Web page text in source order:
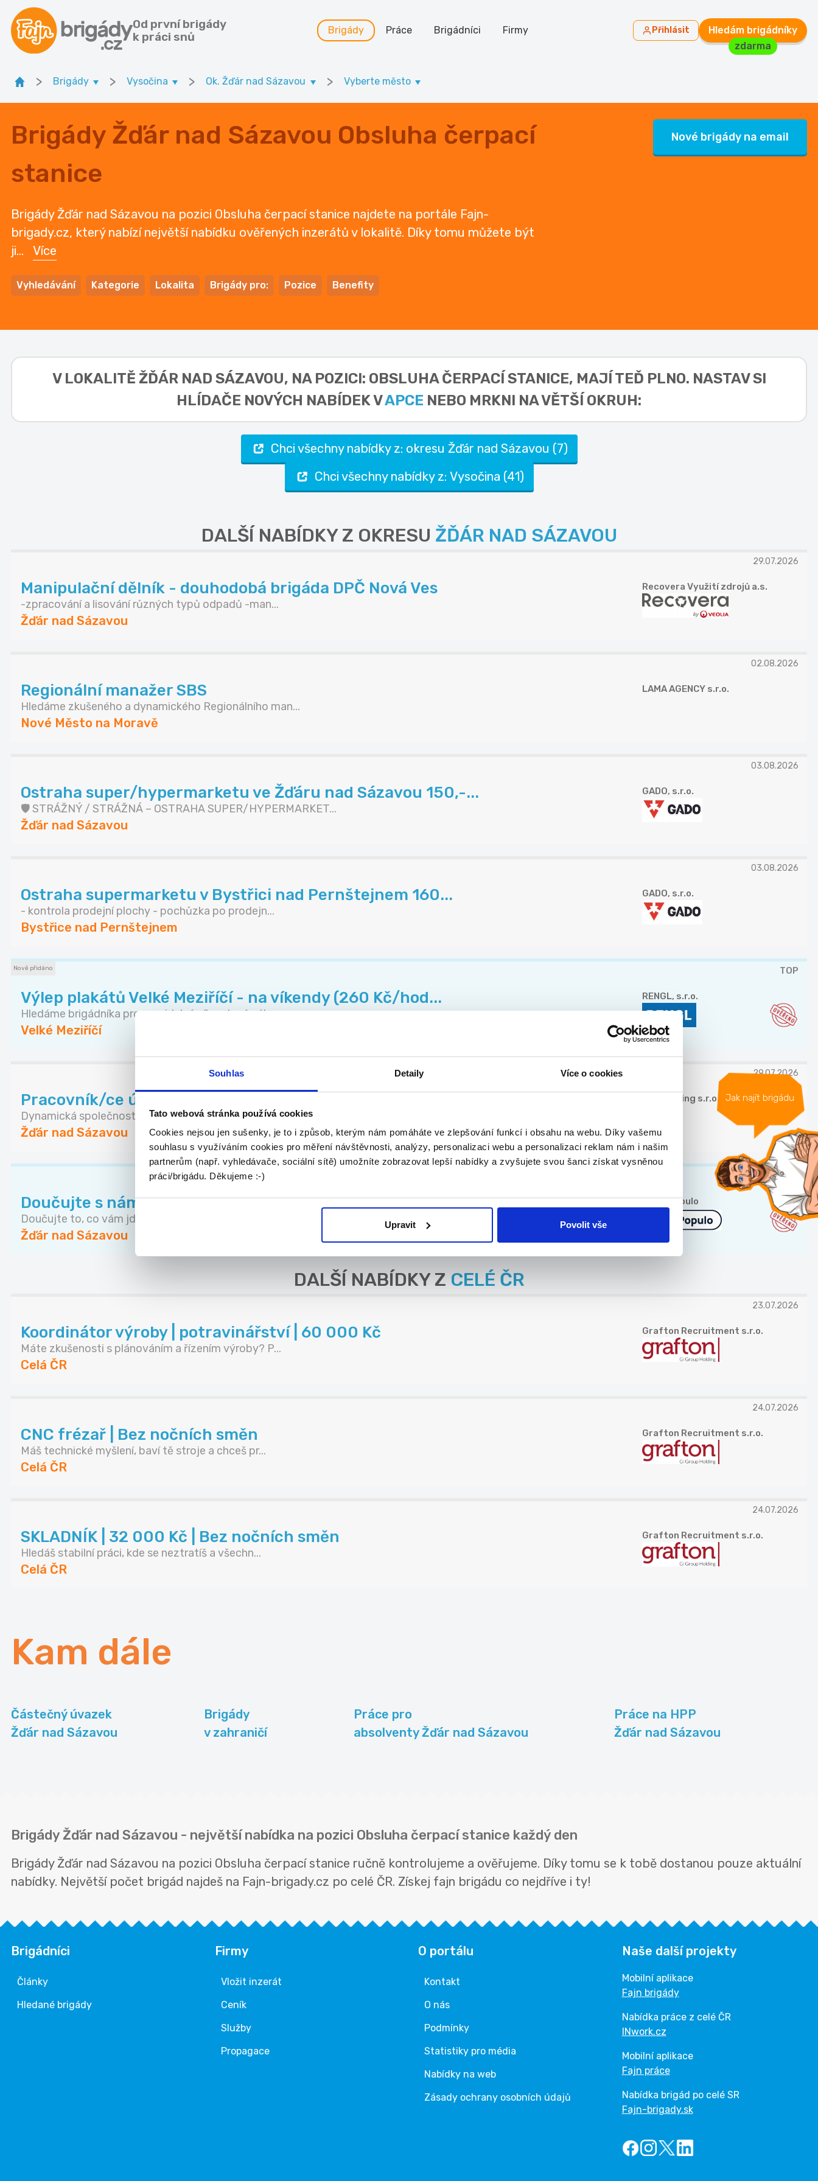
Souhlas Detaily Více o cookies
Tato webová stránka používá cookies
Cookies nejsou jen sušenky, je to i způsob, kterým nám pomáháte ve zlepšování funkcí i obsahu na webu. Díky vašemu
souhlasu s využíváním cookies pro měření návštěvnosti, analýzy, personalizaci webu a personalizaci reklam nám i našim
partnerům (např. vyhledávače, sociální sítě) umožníte zobrazovat lepší nabídky a zvyšujete svou šanci získat vysněnou
práci/brigádu. Děkujeme :-)
Upravit Povolit vše
Od první brigády
k práci snů
Brigády Práce Brigádníci Firmy Přihlásit
Hledám brigádníky
zdarma
Jak najít brigádu
> Brigády > Vysočina > Ok. Žďár nad Sázavou > Vyberte město
Brigády Žďár nad Sázavou Obsluha čerpací
stanice
Brigády Žďár nad Sázavou na pozici Obsluha čerpací stanice najdete na portále Fajn-
brigady.cz, který nabízí největší nabídku ověřených inzerátů v lokalitě. Díky tomu můžete být
ji... Více
Vyhledávání Kategorie Lokalita Brigády pro: Pozice Benefity
Nové brigády na email
V LOKALITĚ ŽĎÁR NAD SÁZAVOU, NA POZICI: OBSLUHA ČERPACÍ STANICE, MAJÍ TEĎ PLNO. NASTAV SI
HLÍDAČE NOVÝCH NABÍDEK VAPCE NEBO MRKNI NA VĚTŠÍ OKRUH:
Chci všechny nabídky z: okresu Žďár nad Sázavou (7)
Chci všechny nabídky z: Vysočina (41)
DALŠÍ NABÍDKY Z OKRESU ŽĎÁR NAD SÁZAVOU
29.07.2026
Manipulační dělník - douhodobá brigáda DPČ Nová Ves
-zpracování a lisování různých typů odpadů -man...
Žďár nad Sázavou
Recovera Využití zdrojů a.s.
02.08.2026
Regionální manažer SBS
Hledáme zkušeného a dynamického Regionálního man...
Nové Město na Moravě
LAMA AGENCY s.r.o.
03.08.2026
Ostraha super/hypermarketu ve Žďáru nad Sázavou 150,-...
🛡️ STRÁŽNÝ / STRÁŽNÁ – OSTRAHA SUPER/HYPERMARKET...
Žďár nad Sázavou
GADO, s.r.o.
03.08.2026
Ostraha supermarketu v Bystřici nad Pernštejnem 160...
- kontrola prodejní plochy - pochůzka po prodejn...
Bystřice nad Pernštejnem
GADO, s.r.o.
Nově přidáno TOP
Výlep plakátů Velké Meziříčí - na víkendy (260 Kč/hod...
Hledáme brigádníka pro pravidelný víkendový výle...
Velké Meziříčí
RENGL, s.r.o.
29.07.2026
Pracovník/ce úklidu kanceláře banky
Dynamická společnost hledá pracovníka (uklízečka...
Žďár nad Sázavou
FM Cleaning s.r.o.
TOP
Doučujte s námi až za 350 Kč / 45 min
Doučujte to, co vám jde. V čase, který vám vyhov...
Žďár nad Sázavou
Škola Populo
DALŠÍ NABÍDKY Z CELÉ ČR
23.07.2026
Koordinátor výroby | potravinářství | 60 000 Kč
Máte zkušenosti s plánováním a řízením výroby? P...
Celá ČR
Grafton Recruitment s.r.o.
24.07.2026
CNC frézař | Bez nočních směn
Máš technické myšlení, baví tě stroje a chceš pr...
Celá ČR
Grafton Recruitment s.r.o.
24.07.2026
SKLADNÍK | 32 000 Kč | Bez nočních směn
Hledáš stabilní práci, kde se neztratíš a všechn...
Celá ČR
Grafton Recruitment s.r.o.
Kam dále
Částečný úvazek
Žďár nad Sázavou
Brigády
v zahraničí
Práce pro
absolventy Žďár nad Sázavou
Práce na HPP
Žďár nad Sázavou
Brigády Žďár nad Sázavou - největší nabídka na pozici Obsluha čerpací stanice každý den
Brigády Žďár nad Sázavou na pozici Obsluha čerpací stanice ručně kontrolujeme a ověřujeme. Díky tomu se k tobě dostanou pouze aktuální
nabídky. Největší počet brigád najdeš na Fajn-brigady.cz po celé ČR. Získej fajn brigádu co nejdříve i ty!
Brigádníci
Články
Hledané brigády
Firmy
Vložit inzerát
Ceník
Služby
Propagace
O portálu
Kontakt
O nás
Podmínky
Statistiky pro média
Nabídky na web
Zásady ochrany osobních údajů
Naše další projekty
Mobilní aplikace
Fajn brigády
Nabídka práce z celé ČR
INwork.cz
Mobilní aplikace
Fajn práce
Nabídka brigád po celé SR
Fajn-brigady.sk